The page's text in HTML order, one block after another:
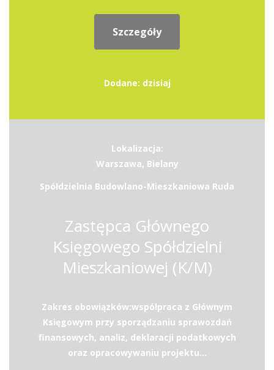
Szczegóły
Dodane: dzisiaj
Lokalizacja:
Warszawa, Bielany
Spółdzielnia Budowlano-Mieszkaniowa Ruda
Zastępca Głównego
Księgowego Spółdzielni
Mieszkaniowej (K/M)
Zakres obowiązków:współpraca z Głównym
Księgowym przy sporządzaniu sprawozdań
finansowych, analiz, deklaracji podatkowych
oraz opracowywaniu projektu...